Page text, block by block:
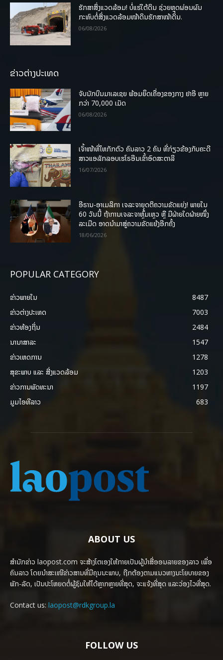
ຮັກສາສິ່ງແວດລ້ອມ! ບໍ່ແຮ່ໃຕ້ດິນ ຊ່ວຍຫຼຸດຜ່ອນຜົນ
ກະທົບຕໍ່ສິ່ງແວດລ້ອມໜ້າດິນຮັກສາໜ້າດິນ.
06/08/2026
ຂ່າວຕ່າງປະເທດ
ຈັບນັກບິນມາເລເຊຍ ພ້ອມຍຶດເຄື່ອງຂອງກາງ ຢາອີ ຫຼາຍ
ກວ່າ 70,000 ເມັດ
06/08/2026
ເຈົ້າໜ້າທີ່ໄທກັກຕົວ ຄົນລາວ 2 ຄົນ ທີ່ກ່ຽວຂ້ອງກັບຄະດີ
ສາວແອລັກລອບເຮໂຣອີນເຂົ້າອົດສະຕາລີ
16/07/2026
ອີຣານ-ອາເມລິກາ ເຈລະຈາຍຸດຕິຄວາມຂັດແຍ່ງ! ພາຍໃນ
60 ວັນນີ້ ຖ້າການເຈລະຈາຫຼົ້ມເຫຼວ ຫຼື ມີຝ່າຍໃດຝ່າຍໜຶ່ງ
ລະເມີດ ອາດນໍາມາສູ່ຄວາມຂັດແຍ້ງອີກຄັ້ງ
18/06/2026
POPULAR CATEGORY
ຂ່າວພາຍ​ໃນ
8487
ຂ່າວຕ່າງປະເທດ
7003
ຂ່າວທ້ອງຖິ່ນ
2484
ນານາສາລະ
1547
ຂ່າວເຫດການ
1278
ສຸຂະພາບ ແລະ ສີ່ງແວດລ້ອມ
1203
ຂ່າວການພັດທະນາ
1197
ມູມໄອທີລາວ
683
ABOUT US
ສຳນັກຂ່າວ laopost.com ຈະສ້າງໂຕເອງໃຫ້ກາຍເປັນຜູ້ນຳສື່ອອນລາຍຂອງລາວ ເພື່ອ
ຄົນລາວ ໂດຍນຳສະເໜີຂ່າວສານທີ່ມີຄຸນນະພາບ, ຖືກຕ້ອງຕາມແນວທາງນະໂຍບາຍຂອງ
ພັກ-ລັດ, ເປັນປະໂຫຍດຕໍ່ຜູ້ຊົມໃຫ້ໄດ້ຫຼາກຫຼາຍທີ່ສຸດ, ຈະແຈ້ງທີ່ສຸດ ແລະວ່ອງໄວທີ່ສຸດ.
Contact us: laopost@rdkgroup.la
FOLLOW US